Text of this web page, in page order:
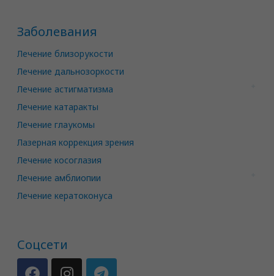
Заболевания
Лечение близорукости
Лечение дальнозоркости
Лечение астигматизма
Лечение катаракты
Лечение глаукомы
Лазерная коррекция зрения
Лечение косоглазия
Лечение амблиопии
Лечение кератоконуса
Соцсети